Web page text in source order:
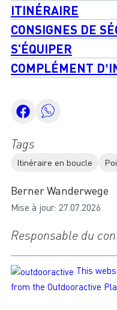
Tags
Itinéraire en boucle
Berner Wanderwege
Mise à jour: 27.07.2026
Responsable du
This
from the Outdooractive
ITINÉRAIRE
CONSIGNES DE
S'ÉQUIPER
COMPLÉMENT